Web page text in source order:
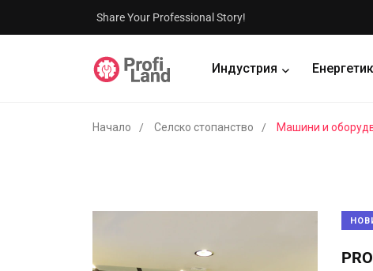
Share Your Professional Story!
Индустрия
Начало Селско стопанство Машини и